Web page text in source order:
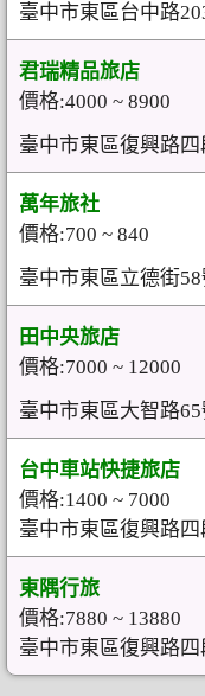
臺中市東區台中路
君瑞精品旅店
價格:4000 ~ 8900
臺中市東區復興路
萬年旅社
價格:700 ~ 840
臺中市東區立德街58
田中央旅店
價格:7000 ~ 12000
臺中市東區大智路
台中車站快捷旅店
價格:1400 ~ 7000
臺中市東區復興路四
東隅行旅
價格:7880 ~ 13880
臺中市東區復興路